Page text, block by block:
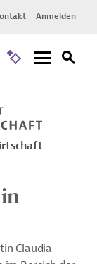
Anmelden
Claudia